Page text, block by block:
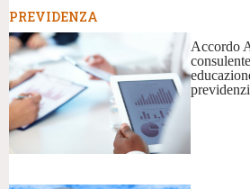
PREVIDENZA
Accordo